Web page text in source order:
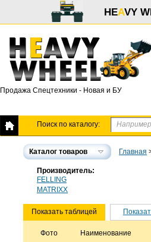
HEAVY
Продажа Спецтехники - Новая и БУ
Поиск по каталогу:
Каталог товаров Главная
Производитель:
FELLING
MATRIXX
Показать таблицей
Фото Наименование